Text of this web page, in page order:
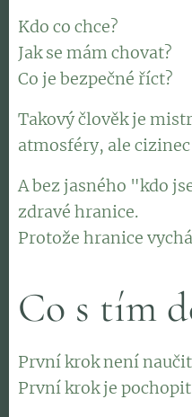
Kdo co chce?
Jak se mám chovat?
Co je bezpečné říct?
Takový člověk je
atmosféry, ale cizinec
A bez jasného "kdo
zdravé hranice.
Protože hranice
Co s tím
První krok není
První krok je